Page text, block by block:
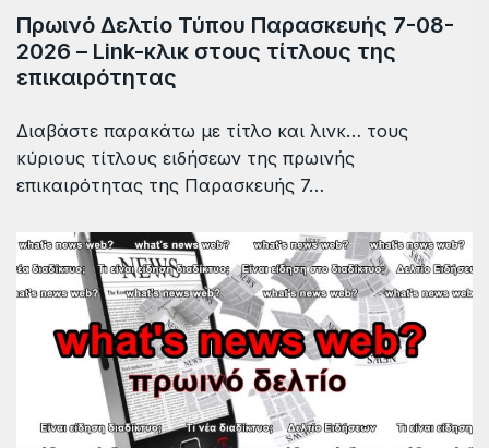
Πρωινό Δελτίο Τύπου Παρασκευής 7-08-
2026 – Link-κλικ στους τίτλους της
επικαιρότητας
Διαβάστε παρακάτω με τίτλο και λινκ… τους
κύριους τίτλους ειδήσεων της πρωινής
επικαιρότητας της Παρασκευής 7…